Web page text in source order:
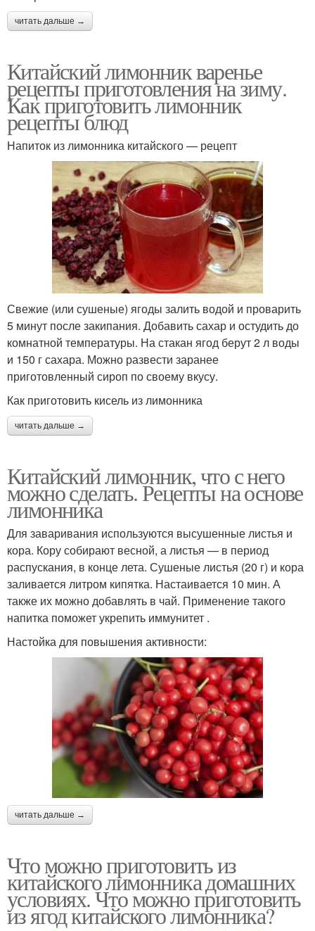
читать дальше →
Китайский лимонник варенье
рецепты приготовления на зиму.
Как приготовить лимонник
рецепты блюд
Напиток из лимонника китайского — рецепт
Свежие (или сушеные) ягоды залить водой и проварить
5 минут после закипания. Добавить сахар и остудить до
комнатной температуры. На стакан ягод берут 2 л воды
и 150 г сахара. Можно развести заранее
приготовленный сироп по своему вкусу.
Как приготовить кисель из лимонника
читать дальше →
Китайский лимонник, что с него
можно сделать. Рецепты на основе
лимонника
Для заваривания используются высушенные листья и
кора. Кору собирают весной, а листья — в период
распускания, в конце лета. Сушеные листья (20 г) и кора
заливается литром кипятка. Настаивается 10 мин. А
также их можно добавлять в чай. Применение такого
напитка поможет укрепить иммунитет .
Настойка для повышения активности:
читать дальше →
Что можно приготовить из
китайского лимонника домашних
условиях. Что можно приготовить
из ягод китайского лимонника?